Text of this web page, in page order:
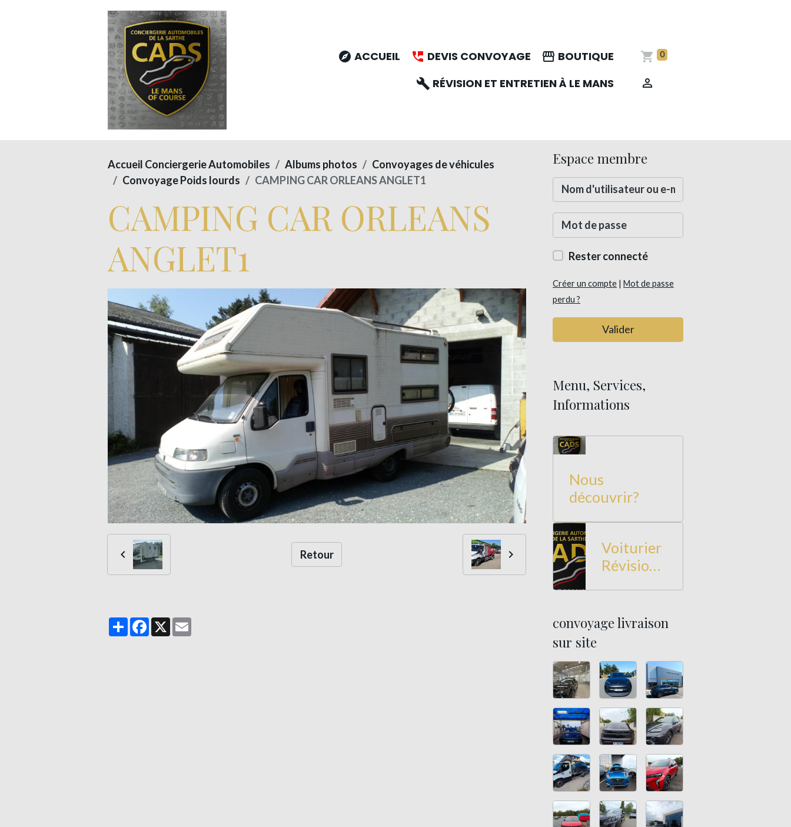
ACCUEIL DEVIS CONVOYAGE
BOUTIQUE
RÉVISION ET ENTRETIEN À LE MANS
0
Accueil Conciergerie Automobiles Albums photos
Convoyages de véhicules
Convoyage Poids lourds
CAMPING CAR ORLEANS ANGLET1
CAMPING CAR ORLEANS
ANGLET1
Retour
PartagerFacebook
X
Espace membre
Rester connecté
Créer un compte | Mot de passe
perdu ?
Valider
Menu, Services,
Informations
Nous
découvrir?
Voiturier
Révision
à Le Mans
convoyage livraison
sur site